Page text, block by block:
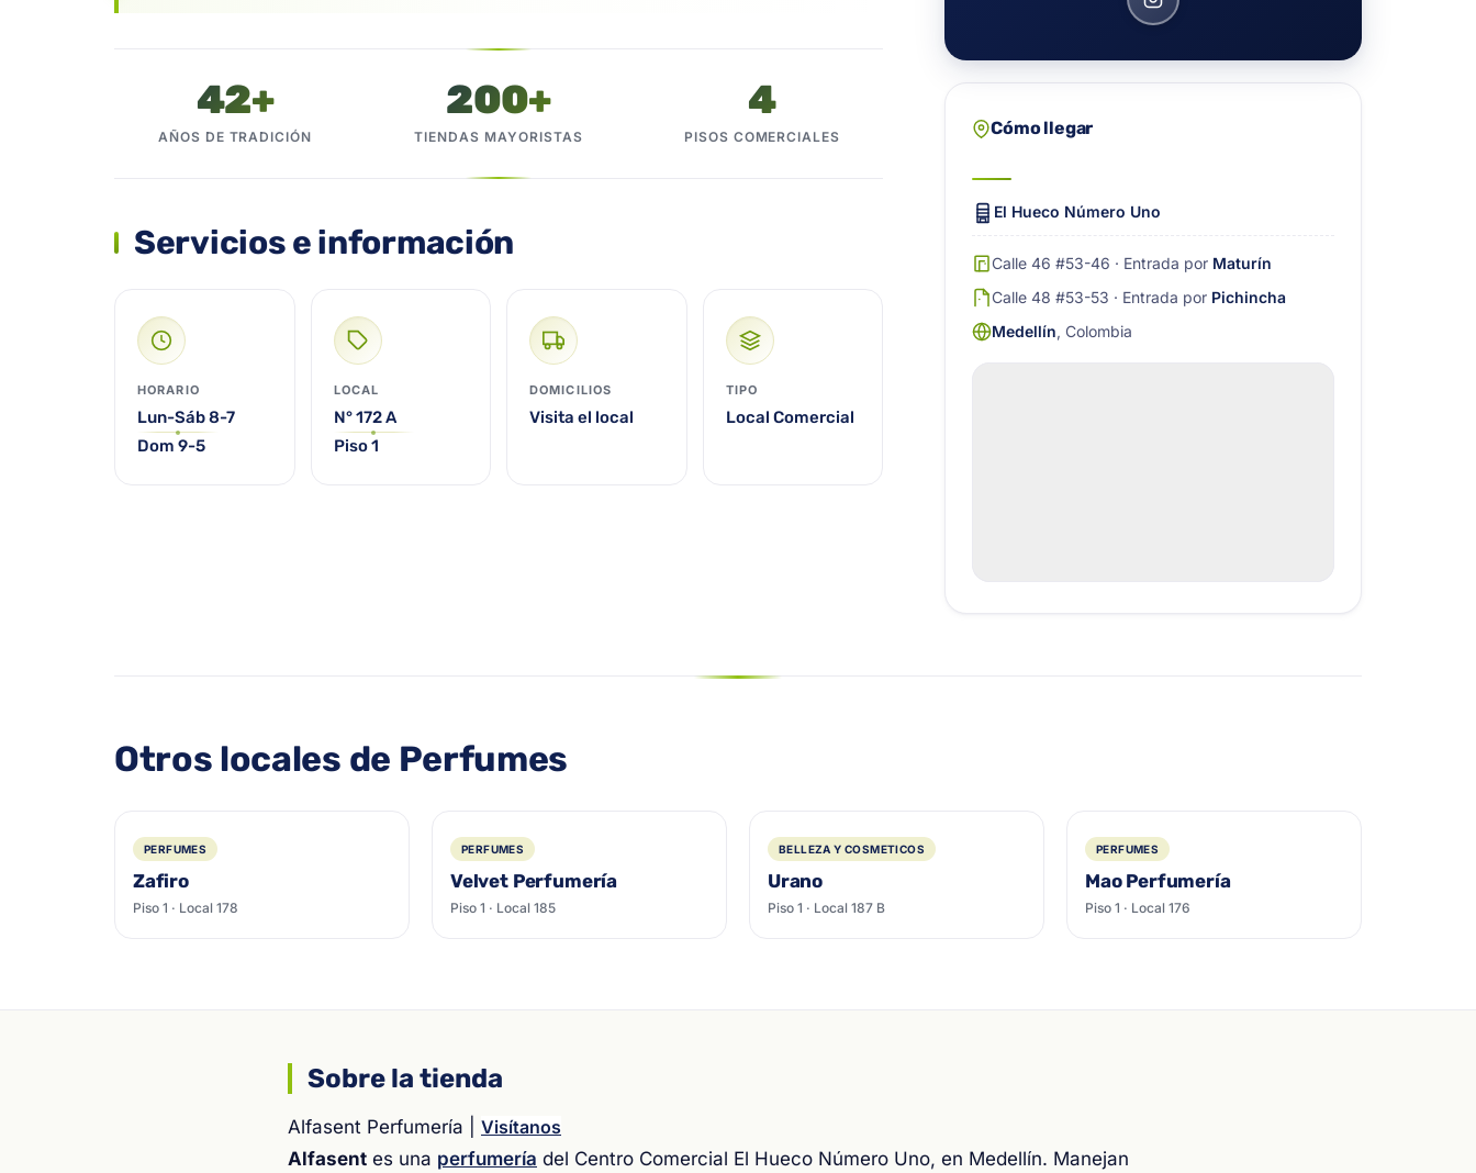
42+
AÑOS DE TRADICIÓN
200+
TIENDAS MAYORISTAS
4
PISOS COMERCIALES
Servicios e información
HORARIO
Lun-Sáb 8-7
Dom 9-5
LOCAL
N° 172 A
Piso 1
DOMICILIOS
Visita el local
TIPO
Local Comercial
Cómo llegar
El Hueco Número Uno
Calle 46 #53-46 · Entrada por Maturín
Calle 48 #53-53 · Entrada por Pichincha
Medellín, Colombia
Otros locales de Perfumes
PERFUMES
Zafiro
Piso 1 · Local 178
PERFUMES
Velvet Perfumería
Piso 1 · Local 185
BELLEZA Y COSMETICOS
Urano
Piso 1 · Local 187 B
PERFUMES
Mao Perfumería
Piso 1 · Local 176
Sobre la tienda
Alfasent Perfumería | Visítanos
Alfasent es una perfumería del Centro Comercial El Hueco Número Uno, en Medellín. Manejan